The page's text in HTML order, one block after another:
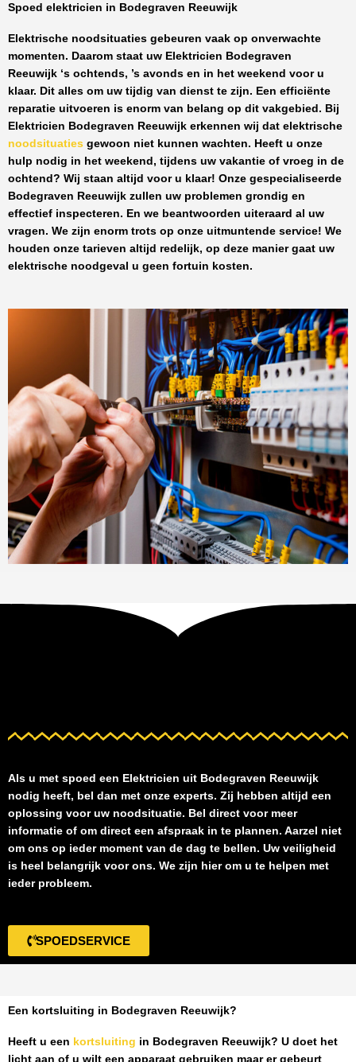
Spoed elektricien in Bodegraven Reeuwijk
Elektrische noodsituaties gebeuren vaak op onverwachte
momenten. Daarom staat uw Elektricien Bodegraven
Reeuwijk ‘s ochtends, ’s avonds en in het weekend voor u
klaar. Dit alles om uw tijdig van dienst te zijn. Een efficiënte
reparatie uitvoeren is enorm van belang op dit vakgebied. Bij
Elektricien Bodegraven Reeuwijk erkennen wij dat elektrische
noodsituaties gewoon niet kunnen wachten. Heeft u onze
hulp nodig in het weekend, tijdens uw vakantie of vroeg in de
ochtend? Wij staan altijd voor u klaar! Onze gespecialiseerde
Bodegraven Reeuwijk zullen uw problemen grondig en
effectief inspecteren. En we beantwoorden uiteraard al uw
vragen. We zijn enorm trots op onze uitmuntende service! We
houden onze tarieven altijd redelijk, op deze manier gaat uw
elektrische noodgeval u geen fortuin kosten.
Als u met spoed een Elektricien uit Bodegraven Reeuwijk
nodig heeft, bel dan met onze experts. Zij hebben altijd een
oplossing voor uw noodsituatie. Bel direct voor meer
informatie of om direct een afspraak in te plannen. Aarzel niet
om ons op ieder moment van de dag te bellen. Uw veiligheid
is heel belangrijk voor ons. We zijn hier om u te helpen met
ieder probleem.
SPOEDSERVICE
Een kortsluiting in Bodegraven Reeuwijk?
Heeft u een kortsluiting in Bodegraven Reeuwijk? U doet het
licht aan of u wilt een apparaat gebruiken maar er gebeurt